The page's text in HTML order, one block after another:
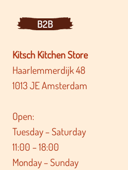
B2B
Kitsch Kitchen Store
Haarlemmerdijk 48
1013 JE Amsterdam
Open:
Tuesday – Saturday
11:00 – 18:00
Monday – Sunday